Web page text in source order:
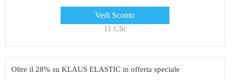
Vedi Sconto
11 Clic
Oltre il 28% su KLAUS ELASTIC in offerta speciale